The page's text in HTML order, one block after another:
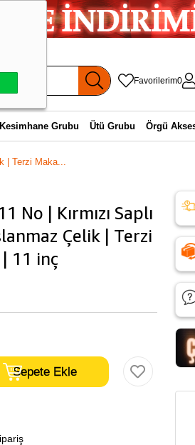
Favorilerim0
Kesimhane Grubu Ütü Grubu Örgü
| Terzi Maka...
No | Kırmızı Saplı
Çelik | Terzi
| 11 inç